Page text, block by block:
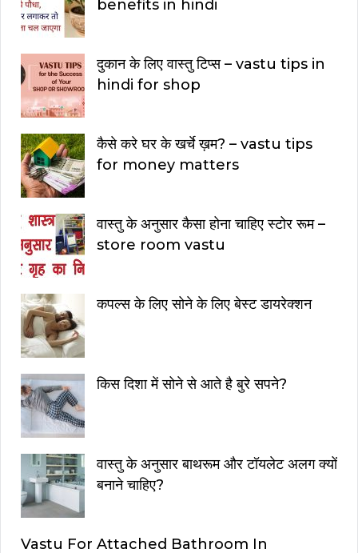
benefits in hindi
दुकान के लिए वास्तु टिप्स – vastu tips in
hindi for shop
कैसे करे घर के खर्चे ख़म? – vastu tips
for money matters
वास्तु के अनुसार कैसा होना चाहिए स्टोर रूम –
store room vastu
कपल्स के लिए सोने के लिए बेस्ट डायरेक्शन
किस दिशा में सोने से आते है बुरे सपने?
वास्तु के अनुसार बाथरूम और टॉयलेट अलग क्यों
बनाने चाहिए?
Vastu For Attached Bathroom In